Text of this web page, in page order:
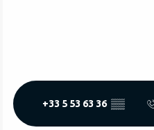
+33 5 53 63 36 ▒▒